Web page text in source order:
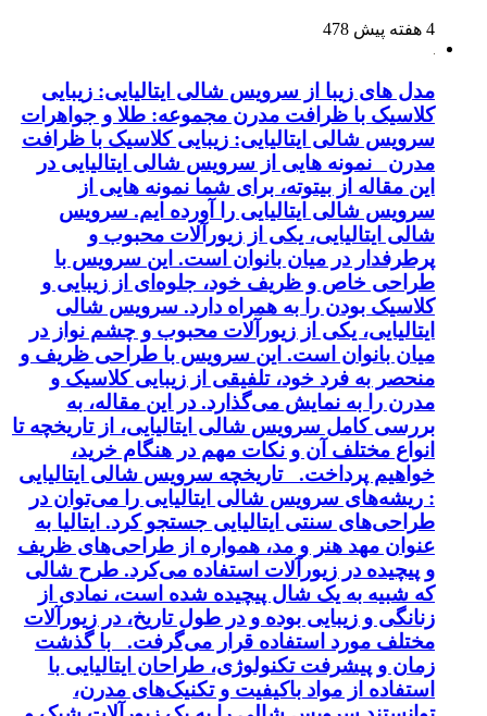
4 هفته پیش 478
مدل های زیبا از سرویس شالی ایتالیایی: زیبایی
کلاسیک با ظرافت مدرن مجموعه: طلا و جواهرات
سرویس شالی ایتالیایی: زیبایی کلاسیک با ظرافت
مدرن نمونه هایی از سرویس شالی ایتالیایی در
این مقاله از بیتوته، برای شما نمونه هایی از
سرویس شالی ایتالیایی را آورده ایم. سرویس
شالی ایتالیایی، یکی از زیورآلات محبوب و
پرطرفدار در میان بانوان است. این سرویس با
طراحی خاص و ظریف خود، جلوه‌ای از زیبایی و
کلاسیک بودن را به همراه دارد. سرویس شالی
ایتالیایی، یکی از زیورآلات محبوب و چشم نواز در
میان بانوان است. این سرویس با طراحی ظریف و
منحصر به فرد خود، تلفیقی از زیبایی کلاسیک و
مدرن را به نمایش می‌گذارد. در این مقاله، به
بررسی کامل سرویس شالی ایتالیایی، از تاریخچه تا
انواع مختلف آن و نکات مهم در هنگام خرید،
خواهیم پرداخت. تاریخچه سرویس شالی ایتالیایی
: ریشه‌های سرویس شالی ایتالیایی را می‌توان در
طراحی‌های سنتی ایتالیایی جستجو کرد. ایتالیا به
عنوان مهد هنر و مد، همواره از طراحی‌های ظریف
و پیچیده در زیورآلات استفاده می‌کرد. طرح شالی
که شبیه به یک شال پیچیده شده است، نمادی از
زنانگی و زیبایی بوده و در طول تاریخ، در زیورآلات
مختلف مورد استفاده قرار می‌گرفت. با گذشت
زمان و پیشرفت تکنولوژی، طراحان ایتالیایی با
استفاده از مواد باکیفیت و تکنیک‌های مدرن،